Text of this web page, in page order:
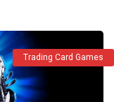
Trading Card Games